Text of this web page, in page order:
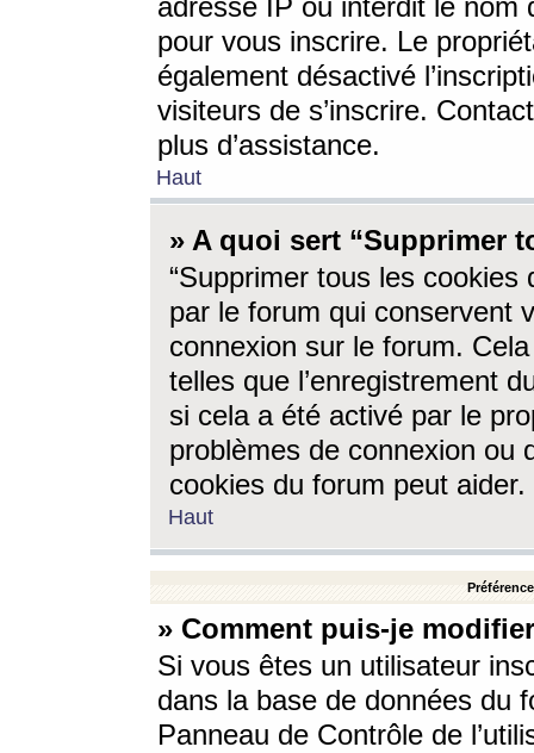
adresse IP ou interdit le nom
pour vous inscrire. Le
également désactivé
visiteurs de s’inscrire.
plus d’assistance.
Haut
» A quoi sert “Supprimer
“Supprimer tous les cookies
par le forum qui conservent
connexion sur le forum.
telles que l’enregistrement
si cela a été activé par le
problèmes de connexion ou
cookies du forum peut aider.
Haut
» Comment puis-je
Si vous êtes un utilisateur
dans la base de données du
Panneau de Contrôle de